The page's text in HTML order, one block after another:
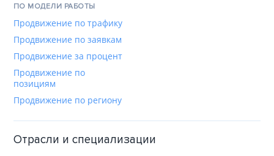
ПО МОДЕЛИ РАБОТЫ
Продвижение по трафику
Продвижение по заявкам
Продвижение за процент
Продвижение по
позициям
Продвижение по региону
Отрасли и специализации